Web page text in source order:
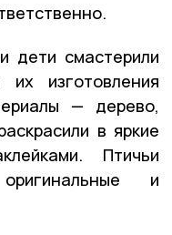
дети смастерили
изготовления
— дерево,
в яркие
Птичьи
и